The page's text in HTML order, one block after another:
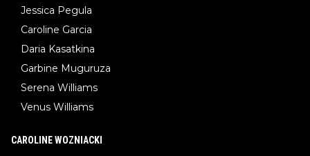
Jessica Pegula
Caroline Garcia
Daria Kasatkina
Garbine Muguruza
Serena Williams
Venus Williams
CAROLINE WOZNIACKI